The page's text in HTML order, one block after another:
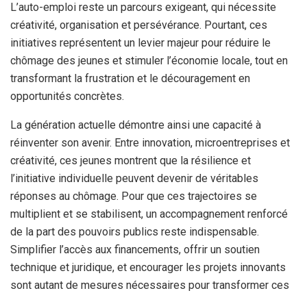
L’auto-emploi reste un parcours exigeant, qui nécessite
créativité, organisation et persévérance. Pourtant, ces
initiatives représentent un levier majeur pour réduire le
chômage des jeunes et stimuler l’économie locale, tout en
transformant la frustration et le découragement en
opportunités concrètes.
La génération actuelle démontre ainsi une capacité à
réinventer son avenir. Entre innovation, microentreprises et
créativité, ces jeunes montrent que la résilience et
l’initiative individuelle peuvent devenir de véritables
réponses au chômage. Pour que ces trajectoires se
multiplient et se stabilisent, un accompagnement renforcé
de la part des pouvoirs publics reste indispensable.
Simplifier l’accès aux financements, offrir un soutien
technique et juridique, et encourager les projets innovants
sont autant de mesures nécessaires pour transformer ces